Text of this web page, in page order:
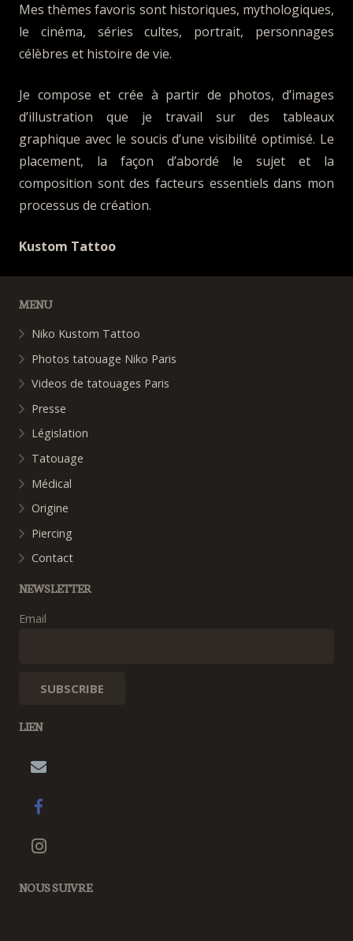
Mes thèmes favoris sont historiques, mythologiques,
le cinéma, séries cultes, portrait, personnages
célèbres et histoire de vie.
Je compose et crée à partir de photos, d’images
d’illustration que je travail sur des tableaux
graphique avec le soucis d’une visibilité optimisé. Le
placement, la façon d’abordé le sujet et la
composition sont des facteurs essentiels dans mon
processus de création.
Kustom Tattoo
MENU
Niko Kustom Tattoo
Photos tatouage Niko Paris
Videos de tatouages Paris
Presse
Législation
Tatouage
Médical
Origine
Piercing
Contact
NEWSLETTER
Email
LIEN
NOUS SUIVRE